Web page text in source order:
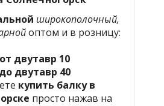
широкополочный,
оптом и в розницу:
от двутавр 10
до двутавр 40
купить балку в
просто нажав на